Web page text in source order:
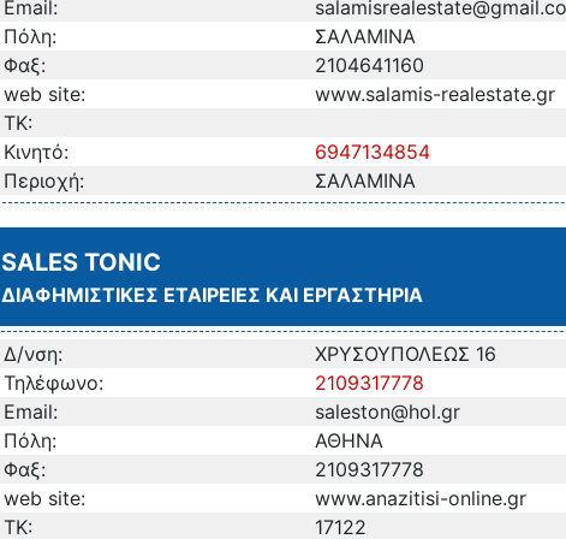
Email:
Πόλη:
ΣΑΛΑΜΙΝΑ
Φαξ:
2104641160
web site:
www.salamis-realestate.gr
TK:
Κινητό:
6947134854
Περιοχή:
ΣΑΛΑΜΙΝΑ
SALES TONIC
ΔΙΑΦΗΜΙΣΤΙΚΕΣ ΕΤΑΙΡΕΙΕΣ ΚΑΙ ΕΡΓΑΣΤΗΡΙΑ
Δ/νση:
ΧΡΥΣΟΥΠΟΛΕΩΣ 16
Τηλέφωνο:
2109317778
Email:
saleston@hol.gr
Πόλη:
ΑΘΗΝΑ
Φαξ:
2109317778
web site:
www.anazitisi-online.gr
TK:
17122